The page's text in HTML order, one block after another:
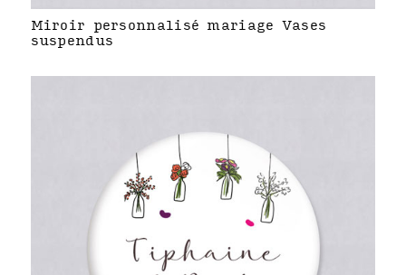
Miroir personnalisé mariage Vases
suspendus